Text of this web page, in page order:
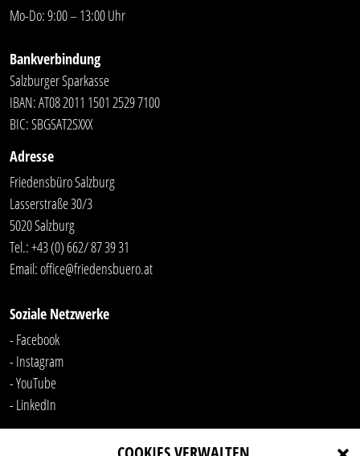
Mo-Do: 9:00 – 13:00 Uhr
Bankverbindung
Salzburger Sparkasse
IBAN: AT08 2011 1501 2529 7100
BIC: SBGSAT2SXXX
Adresse
Friedensbüro Salzburg
Lasserstraße 30/3
5020 Salzburg
Tel.:+43 (0) 662/ 87 39 31
Email:office@friedensbuero.at
Soziale Netzwerke
- Facebook
- Instagram
- YouTube
- LinkedIn